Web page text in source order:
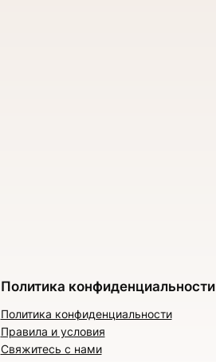
Политика конфиденциальности
Политика конфиденциальности
Правила и условия
Свяжитесь с нами